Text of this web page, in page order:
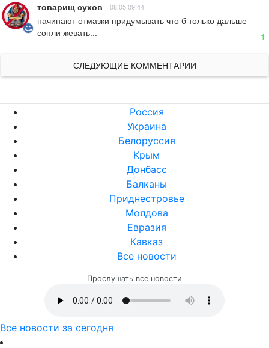
товарищ сухов 08.05 09:44
начинают отмазки придумывать что б только дальше
сопли жевать...
1
СЛЕДУЮЩИЕ КОММЕНТАРИИ
Россия
Украина
Белоруссия
Крым
Донбасс
Балканы
Приднестровье
Молдова
Евразия
Кавказ
Все новости
Прослушать все новости
Все новости за сегодня